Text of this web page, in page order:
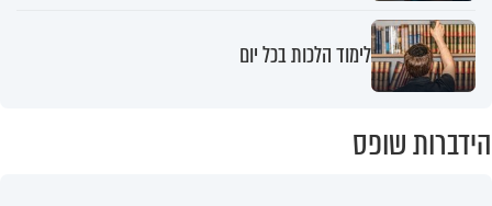
לימוד הלכות בכל יום
הידברות שופס